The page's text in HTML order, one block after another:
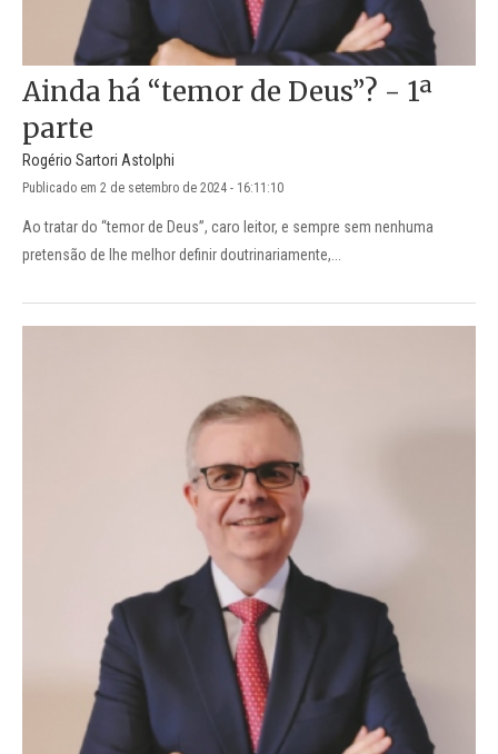
Ainda há “temor de Deus”? - 1ª
parte
Rogério Sartori Astolphi
Publicado em 2 de setembro de 2024 - 16:11:10
Ao tratar do “temor de Deus”, caro leitor, e sempre sem nenhuma
pretensão de lhe melhor definir doutrinariamente,...